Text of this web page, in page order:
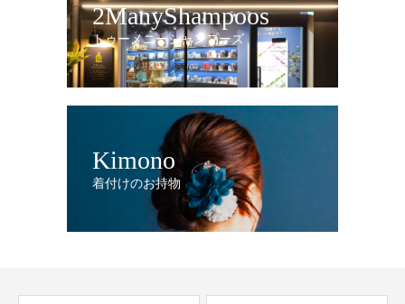
2ManyShampoos
トゥーメニーシャンプーズ
Kimono
着付けのお持物